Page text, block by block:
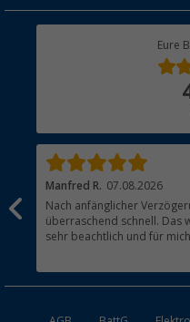
Rücksendung
Eure
Manfred R. 07.08.2026
Nach anfänglicher
überraschend schnell. Das
sehr beachtlich und für
waren gut verpackt und in